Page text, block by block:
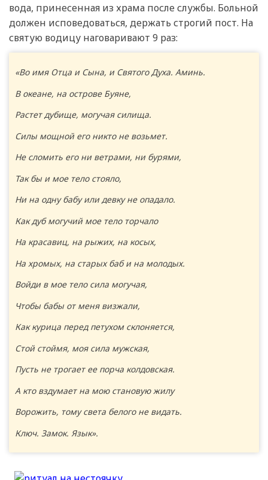
вода, принесенная из храма после службы. Больной
должен исповедоваться, держать строгий пост. На
святую водицу наговаривают 9 раз:
«Во имя Отца и Сына, и Святого Духа. Аминь.
В океане, на острове Буяне,
Растет дубище, могучая силища.
Силы мощной его никто не возьмет.
Не сломить его ни ветрами, ни бурями,
Так бы и мое тело стояло,
Ни на одну бабу или девку не опадало.
Как дуб могучий мое тело торчало
На красавиц, на рыжих, на косых,
На хромых, на старых баб и на молодых.
Войди в мое тело сила могучая,
Чтобы бабы от меня визжали,
Как курица перед петухом склоняется,
Стой стоймя, моя сила мужская,
Пусть не трогает ее порча колдовская.
А кто вздумает на мою становую жилу
Ворожить, тому света белого не видать.
Ключ. Замок. Язык».